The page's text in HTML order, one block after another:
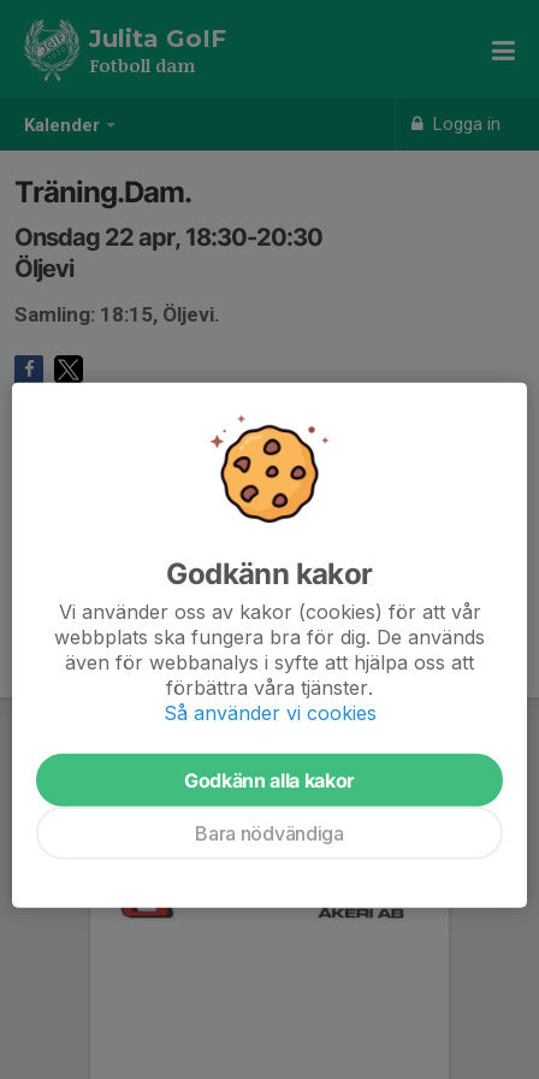
Kalender Logga in
Julita GoIF
Fotboll dam
Träning.Dam.
Onsdag 22 apr, 18:30-20:30
Öljevi
Samling: 18:15, Öljevi.
Godkänn kakor
Vi använder oss av kakor (cookies) för att vår
webbplats ska fungera bra för dig. De används
även för webbanalys i syfte att hjälpa oss att
förbättra våra tjänster.
Så använder vi cookies
Godkänn alla kakor
Bara nödvändiga